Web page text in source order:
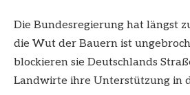
Die Bundesregierung hat längst
die Wut der Bauern ist
blockieren sie Deutschlands
Landwirte ihre Unterstützung in